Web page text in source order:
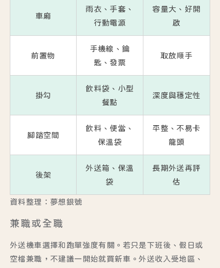
車廂
雨衣、手套、
行動電源
容量大、好開
啟
前置物
手機線、鑰
匙、發票
取放順手
掛勾
飲料袋、小型
餐點
深度與穩定性
腳踏空間
飲料、便當、
保溫袋
平整、不易卡
龍頭
後架
外送箱、保溫
袋
長期外送再評
估
資料整理：夢想銀號
兼職或全職
外送機車選擇和跑單強度有關。若只是下班後、假日或
空檔兼職，不建議一開始就買新車。外送收入受地區、